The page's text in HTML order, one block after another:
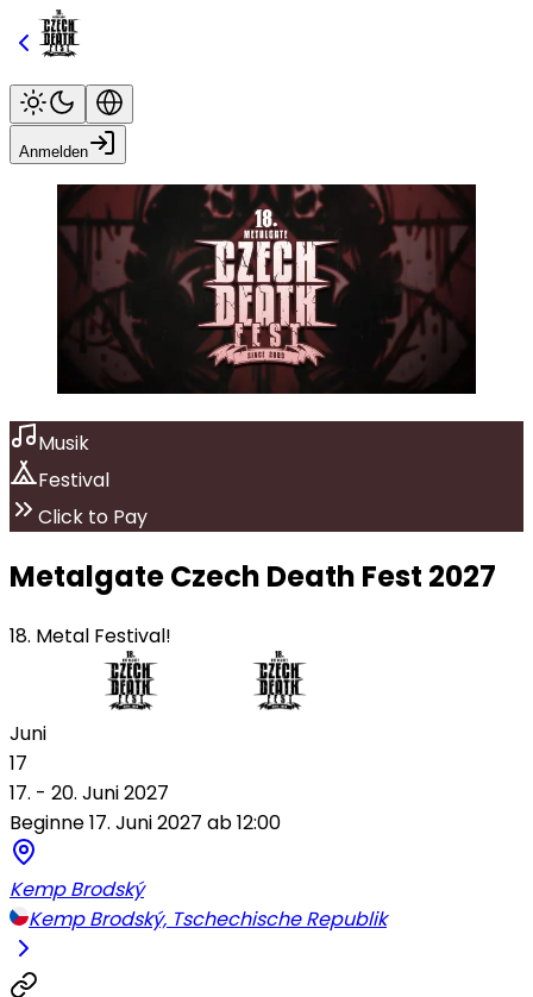
Anmelden
Musik
Festival
Click to Pay
Metalgate Czech Death Fest 2027
18. Metal Festival!
Juni
17
17. - 20. Juni 2027
Beginne 17. Juni 2027 ab 12:00
Kemp Brodský
Kemp Brodský, Tschechische Republik